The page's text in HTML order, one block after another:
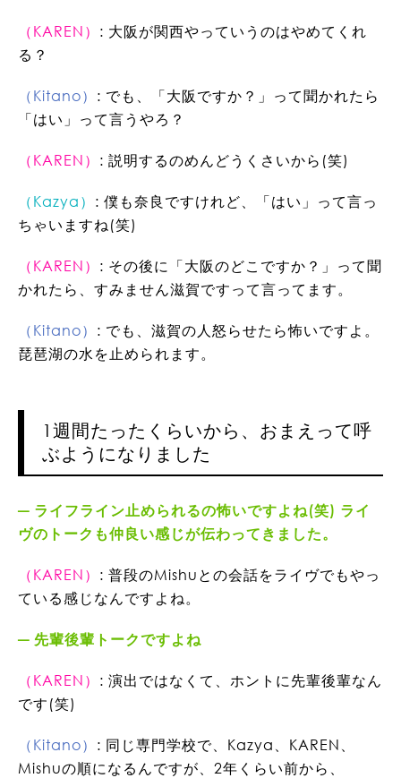
（KAREN） : 大阪が関西やっていうのはやめてくれ
る？
（Kitano） : でも、「大阪ですか？」って聞かれたら
「はい」って言うやろ？
（KAREN） : 説明するのめんどうくさいから(笑)
（Kazya） : 僕も奈良ですけれど、「はい」って言っ
ちゃいますね(笑)
（KAREN） : その後に「大阪のどこですか？」って聞
かれたら、すみません滋賀ですって言ってます。
（Kitano） : でも、滋賀の人怒らせたら怖いですよ。
琵琶湖の水を止められます。
1週間たったくらいから、おまえって呼
ぶようになりました
ライフライン止められるの怖いですよね(笑) ライ
ヴのトークも仲良い感じが伝わってきました。
（KAREN） : 普段のMishuとの会話をライヴでもやっ
ている感じなんですよね。
先輩後輩トークですよね
（KAREN） : 演出ではなくて、ホントに先輩後輩なん
です(笑)
（Kitano） : 同じ専門学校で、Kazya、KAREN、
Mishuの順になるんですが、2年くらい前から、